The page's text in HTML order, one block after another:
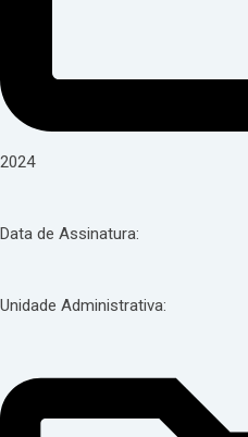
2024
Data de Assinatura:
Unidade Administrativa: